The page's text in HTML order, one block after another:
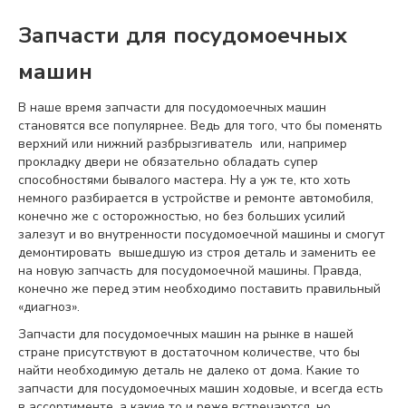
Запчасти для посудомоечных
машин
В наше время запчасти для посудомоечных машин
становятся все популярнее. Ведь для того, что бы поменять
верхний или нижний разбрызгиватель или, например
прокладку двери не обязательно обладать супер
способностями бывалого мастера. Ну а уж те, кто хоть
немного разбирается в устройстве и ремонте автомобиля,
конечно же с осторожностью, но без больших усилий
залезут и во внутренности посудомоечной машины и смогут
демонтировать вышедшую из строя деталь и заменить ее
на новую запчасть для посудомоечной машины. Правда,
конечно же перед этим необходимо поставить правильный
«диагноз».
Запчасти для посудомоечных машин на рынке в нашей
стране присутствуют в достаточном количестве, что бы
найти необходимую деталь не далеко от дома. Какие то
запчасти для посудомоечных машин ходовые, и всегда есть